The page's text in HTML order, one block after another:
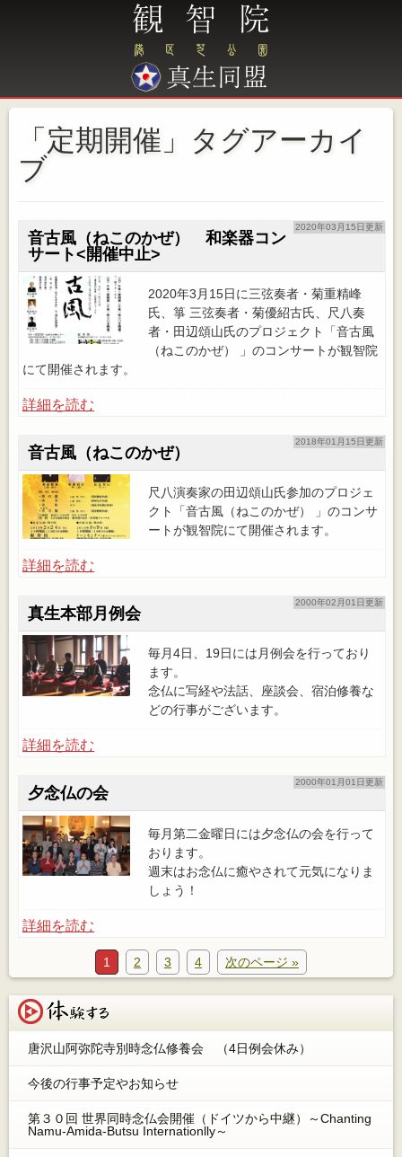
「定期開催」タグアーカイ
ブ
2020年03月15日更新
音古風（ねこのかぜ） 和楽器コン
サート<開催中止>
2020年3月15日に三弦奏者・菊重精峰
氏、箏 三弦奏者・菊優紹古氏、尺八奏
者・田辺頌山氏のプロジェクト「音古風
（ねこのかぜ） 」のコンサートが観智院
にて開催されます。
詳細を読む
2018年01月15日更新
音古風（ねこのかぜ）
尺八演奏家の田辺頌山氏参加のプロジェ
クト「音古風（ねこのかぜ） 」のコンサ
ートが観智院にて開催されます。
詳細を読む
2000年02月01日更新
真生本部月例会
毎月4日、19日には月例会を行っており
ます。
念仏に写経や法話、座談会、宿泊修養な
どの行事がございます。
詳細を読む
2000年01月01日更新
夕念仏の会
毎月第二金曜日には夕念仏の会を行って
おります。
週末はお念仏に癒やされて元気になりま
しょう！
詳細を読む
1 2 3 4 次のページ »
唐沢山阿弥陀寺別時念仏修養会 （4日例会休み）
今後の行事予定やお知らせ
第３０回 世界同時念仏会開催（ドイツから中継）～Chanting
Namu-Amida-Butsu Internationlly～